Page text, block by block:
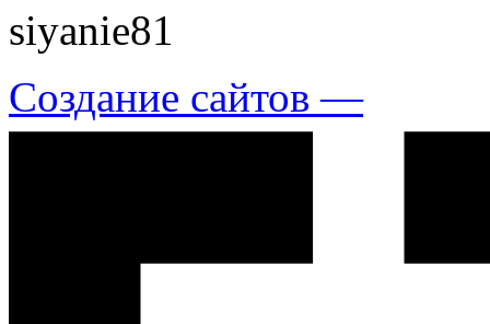
siyanie81
Создание сайтов —